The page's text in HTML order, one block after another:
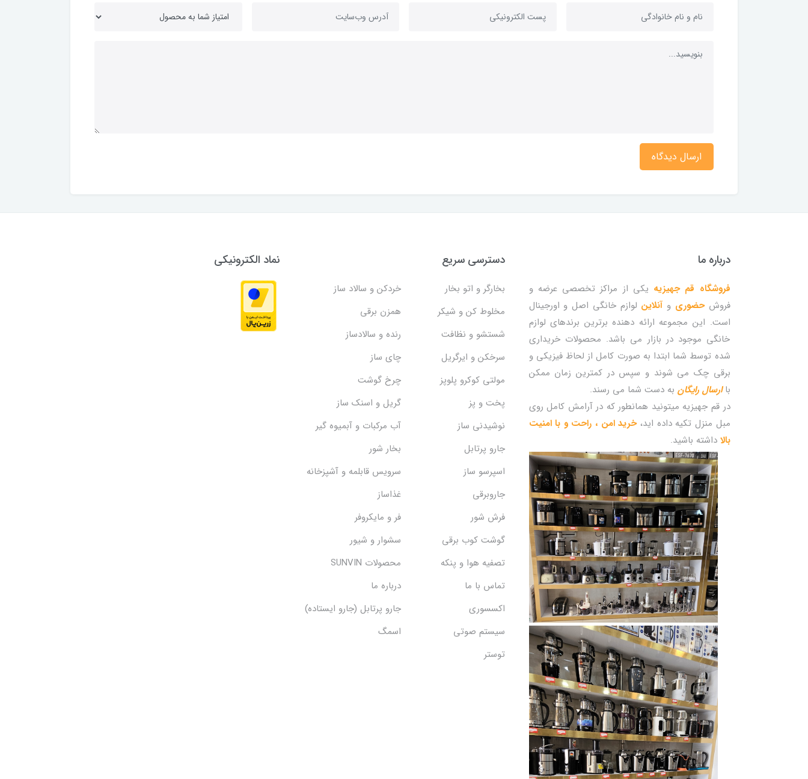
ارسال دیدگاه
درباره ما
فروشگاه قم جهیزیه یکی از مراکز تخصصی عرضه و
فروشحضوری و آنلاین لوازم خانگی اصل و اورجینال
است. این مجموعه ارائه دهنده برترین برندهای لوازم
خانگی موجود در بازار می باشد. محصولات خریداری
شده توسط شما ابتدا به صورت کامل از لحاظ فیزیکی و
برقی چک می شوند و سپس در کمترین زمان ممکن
با ارسال رایگان به دست شما می رسند.
در قم جهیزیه میتونید همانطور که در آرامش کامل روی
مبل منزل تکیه داده اید،خرید امن ، راحت و با امنیت
بالا داشته باشید.
دسترسی سریع
بخارگر و اتو بخار
خردکن و سالاد ساز
مخلوط کن و شیکر
همزن برقی
شستشو و نظافت
رنده و سالادساز
سرخکن و ایرگریل
چای ساز
مولتی کوکرو پلوپز
چرخ گوشت
پخت و پز
گریل و اسنک‌ ساز
نوشیدنی ساز
آب مرکبات و آبمیوه گیر
جارو پرتابل
بخار شور
اسپرسو ساز
سرویس قابلمه و آشپزخانه
جاروبرقی
غذاساز
فرش شور
فر و مایکروفر
گوشت کوب برقی
سشوار و شیور
تصفیه هوا و پنکه
محصولات SUNVIN
تماس با ما
درباره ما
اکسسوری
جارو پرتابل (جارو ایستاده)
سیستم صوتی
اسمگ
توستر
نماد الکترونیکی